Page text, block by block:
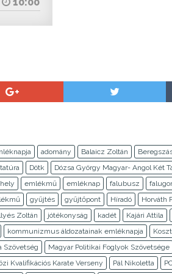
adomány Balaicz Zoltán
Dötk Dózsa György Magyar- Angol Két
emlékmű emléknap falubusz
gyűjtés gyűjtőpont Híradó Horváth
Zoltán jótékonyság kadét Kajári Attila
kommunizmus áldozatainak emléknapja
Szövetség Magyar Politikai Foglyok Szövetsége
Kvalifikációs Karate Verseny Pál Nikoletta